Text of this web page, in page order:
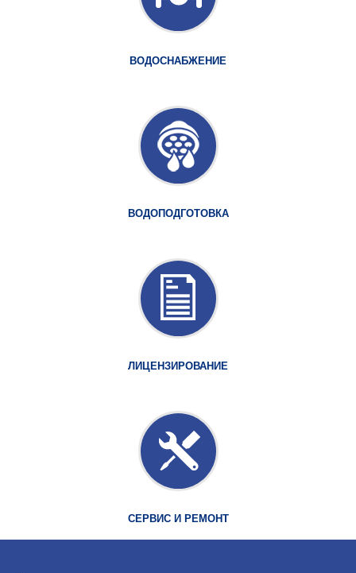
ВОДОСНАБЖЕНИЕ
ВОДОПОДГОТОВКА
ЛИЦЕНЗИРОВАНИЕ
СЕРВИС И РЕМОНТ